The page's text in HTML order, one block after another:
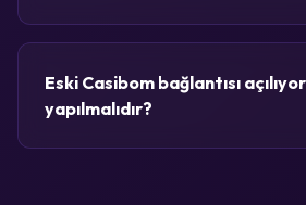
Eski Casibom bağlantısı
yapılmalıdır?